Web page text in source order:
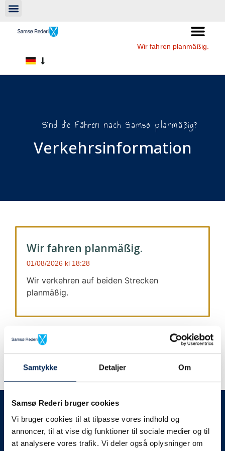
Samtykke Detaljer Om
Samsø Rederi bruger cookies
Vi bruger cookies til at tilpasse vores indhold og
annoncer, til at vise dig funktioner til sociale medier og til
at analysere vores trafik. Vi deler også oplysninger om
Wir fahren planmäßig.
Sind die Fähren nach Samsø planmäßig?
Verkehrsinformation​
Wir fahren planmäßig.
01/08/2026 18:28
Wir verkehren auf beiden Strecken
planmäßig.
Wir geben immer Bescheid
Wir werden Sie